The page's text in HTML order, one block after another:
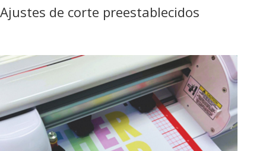
Ajustes de corte preestablecidos